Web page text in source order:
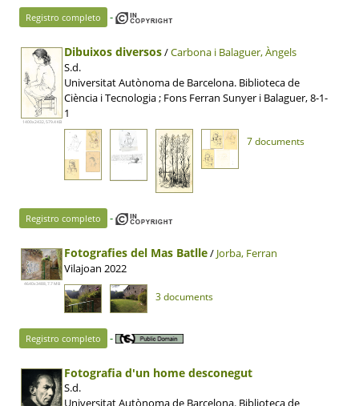
Registro completo -
1400x2432, 579.4 KB
Dibuixos diversos/Carbona i Balaguer, Àngels
S.d.
Universitat Autònoma de Barcelona. Biblioteca de
Ciència i Tecnologia ; Fons Ferran Sunyer i Balaguer, 8-1-
1
7 documents
Registro completo -
4640x3488, 7.7 MB
Fotografies del Mas Batlle/ Jorba, Ferran
Vilajoan 2022
3 documents
Registro completo -
Fotografia d'un home desconegut
S.d.
Universitat Autònoma de Barcelona. Biblioteca de